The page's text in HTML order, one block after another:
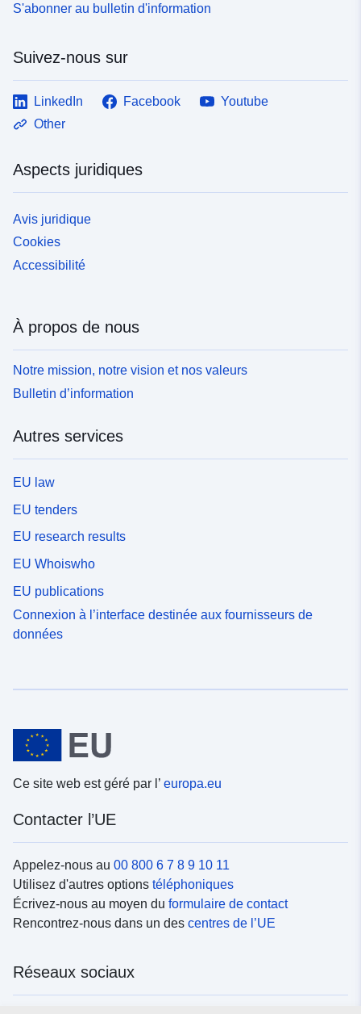
S'abonner au bulletin d'information
Suivez-nous sur
LinkedIn Facebook
Youtube
Other
Aspects juridiques
Avis juridique
Cookies
Accessibilité
À propos de nous
Notre mission, notre vision et nos valeurs
Bulletin d’information
Autres services
EU law
EU tenders
EU research results
EU Whoiswho
EU publications
Connexion à l’interface destinée aux fournisseurs de
données
Ce site web est géré par l’ europa.eu
Contacter l’UE
Appelez-nous au 00 800 6 7 8 9 10 11
Utilisez d'autres options téléphoniques
Écrivez-nous au moyen du formulaire de contact
Rencontrez-nous dans un des centres de l’UE
Réseaux sociaux